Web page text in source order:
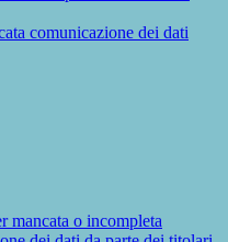
comunicazione dei dati
mancata o incompleta